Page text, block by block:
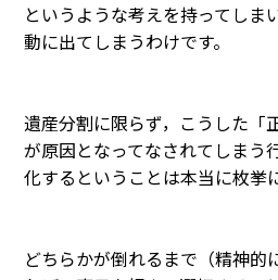
というような考えを持ってしま
動に出てしまうわけです。
遺産分割に限らず，こうした「
が原因となってなされてしまう
化するということは本当に枚挙
どちらかが倒れるまで（精神的